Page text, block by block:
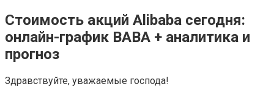
Стоимость акций Alibaba сегодня:
онлайн-график ВАВА + аналитика и
прогноз
Здравствуйте, уважаемые господа!